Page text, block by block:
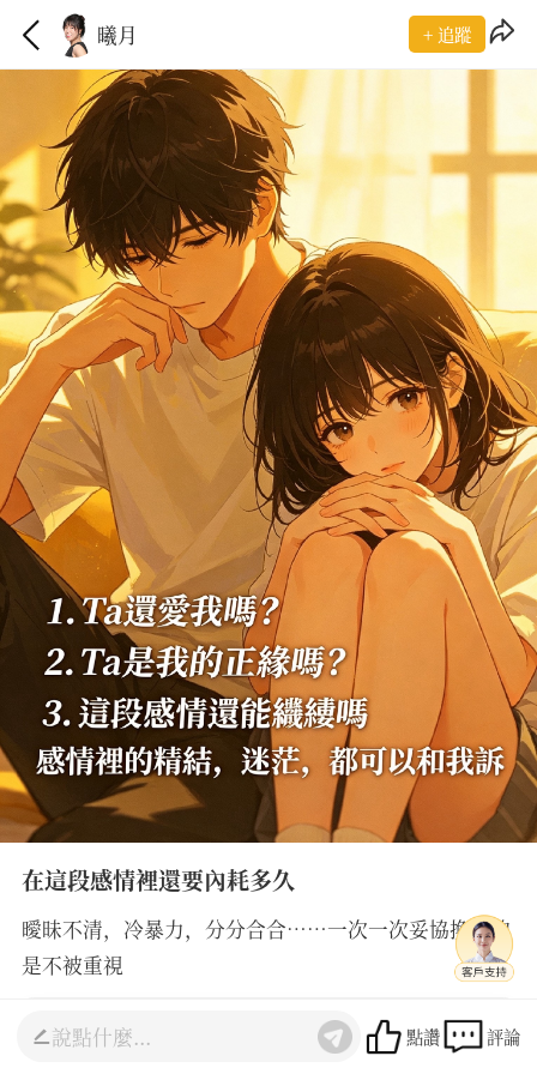
曦月 + 追蹤
在這段感情裡還要內耗多久
曖昧不清，冷暴力，分分合合⋯⋯一次一次妥協換來的
是不被重視
曦月
聯繫老師
點讚 評論